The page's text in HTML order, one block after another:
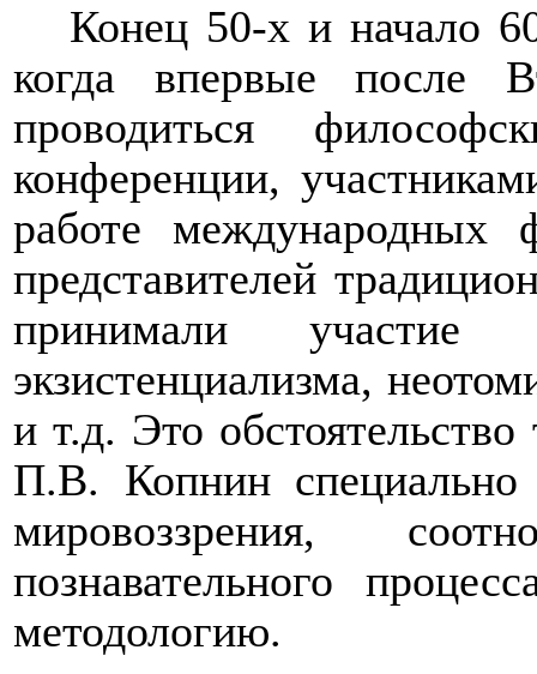
Конец 50-х и начало
когда впервые после
проводиться
конференции,
работе международных
представителей
принимали участие
экзистенциализма,
и т.д. Это
П.В. Копнин специально
мировоззрения,
познавательного
методологию.